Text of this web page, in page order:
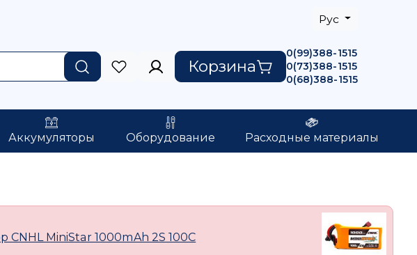
Рус
Корзина
0(99)388-1515
0(73)388-1515
0(68)388-1515
Аккумуляторы Оборудование Расходные материалы
CNHL MiniStar 1000mAh 2S 100C